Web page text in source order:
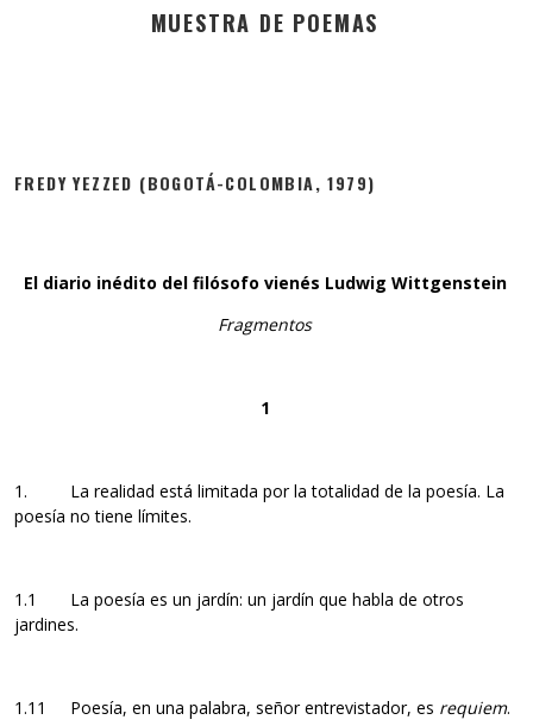
MUESTRA DE POEMAS
FREDY YEZZED (BOGOTÁ-COLOMBIA, 1979)
El diario inédito del filósofo vienés Ludwig Wittgenstein
Fragmentos
1
1. La realidad está limitada por la totalidad de la poesía. La
poesía no tiene límites.
1.1 La poesía es un jardín: un jardín que habla de otros
jardines.
1.11 Poesía, en una palabra, señor entrevistador, es requiem.